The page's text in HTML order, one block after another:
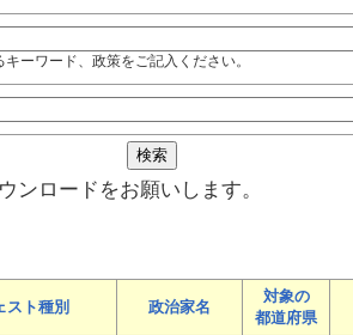
ーワード、政策をご記入ください。
ンロードをお願いします。
スト種別 政治家名
対象の
都道府県